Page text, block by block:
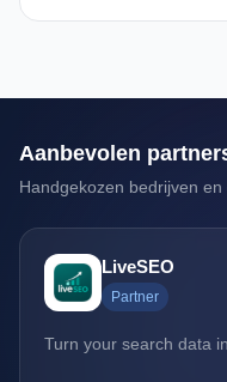
Aanbevolen
Handgekozen bedrijven
LiveSEO
Partner
Turn your search data